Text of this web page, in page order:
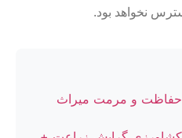
نخواهد بود.
حفاظت و مرمت میراث